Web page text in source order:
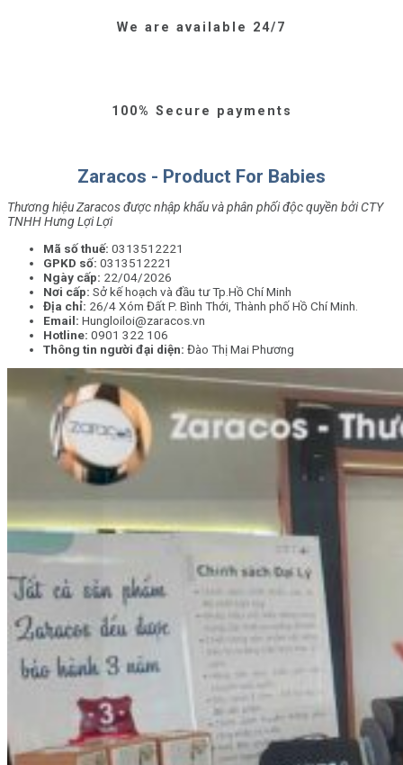
We are available 24/7
100% Secure payments
Zaracos - Product For Babies
Thương hiệu Zaracos được nhập khẩu và phân phối độc quyền bởi CTY
TNHH Hưng Lợi Lợi
Mã số thuế: 0313512221
GPKD số: 0313512221
Ngày cấp: 22/04/2026
Nơi cấp: Sở kế hoạch và đầu tư Tp.Hồ Chí Minh
Địa chỉ: 26/4 Xóm Đất P. Bình Thới, Thành phố Hồ Chí Minh.
Email: Hungloiloi@zaracos.vn
Hotline: 0901 322 106
Thông tin người đại diện: Đào Thị Mai Phương